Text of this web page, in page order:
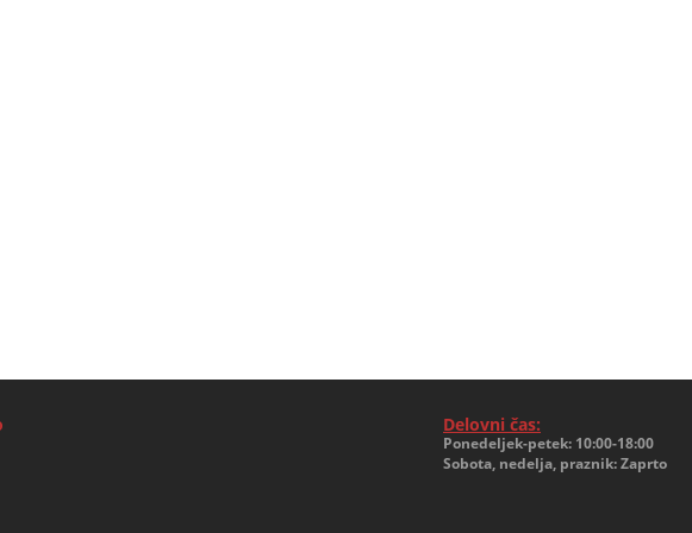
Delovni čas:
Ponedeljek-petek: 10:00-18:00
Sobota, nedelja, praznik: Zaprto